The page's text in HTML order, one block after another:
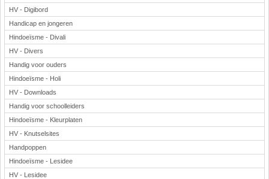
HV - Digibord
Handicap en jongeren
Hindoeïsme - Divali
HV - Divers
Handig voor ouders
Hindoeïsme - Holi
HV - Downloads
Handig voor schoolleiders
Hindoeïsme - Kleurplaten
HV - Knutselsites
Handpoppen
Hindoeïsme - Lesidee
HV - Lesidee